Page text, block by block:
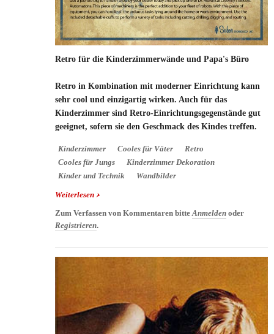
Retro für die Kinderzimmerwände und Papa's Büro
Retro in Kombination mit moderner Einrichtung kann
sehr cool und einzigartig wirken. Auch für das
Kinderzimmer sind Retro-Einrichtungsgegenstände gut
geeignet, sofern sie den Geschmack des Kindes treffen.
Kinderzimmer Cooles für Väter
Retro
Cooles für Jungs
Kinderzimmer Dekoration
Kinder und Technik
Wandbilder
Weiterlesen über Retro für die Kinderzimmerwände und Papa's
Zum Verfassen von Kommentaren bitteAnmelden oder
Registrieren.